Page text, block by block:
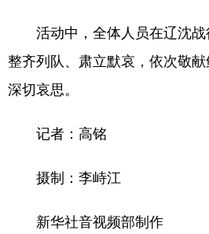
陕西 甘肃
新疆 内蒙古
多语种频道
English
活动中，全体人员在辽沈战
整齐列队、肃立默哀，依次敬
深切哀思。
记者：高铭
摄制：李峙江
新华社音视频部制作